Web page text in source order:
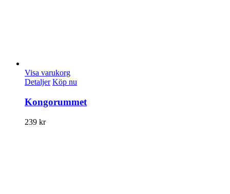
Visa varukorg
Detaljer Köp nu
Kongorummet
239 kr